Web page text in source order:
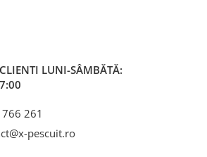
LUNI-SÂMBĂTĂ:
261
pescuit.ro